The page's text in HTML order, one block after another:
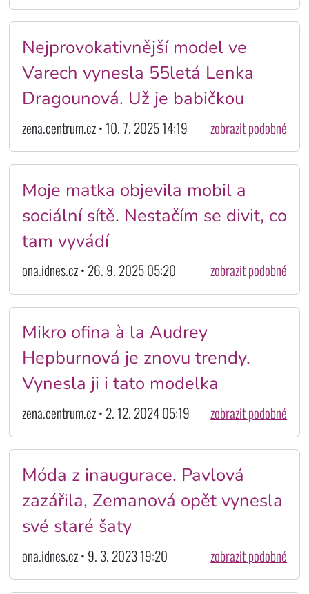
Nejprovokativnější model ve
Varech vynesla 55letá Lenka
Dragounová. Už je babičkou
zena.centrum.cz • 10. 7. 2025 14:19 zobrazit podobné
Moje matka objevila mobil a
sociální sítě. Nestačím se divit, co
tam vyvádí
ona.idnes.cz • 26. 9. 2025 05:20 zobrazit podobné
Mikro ofina à la Audrey
Hepburnová je znovu trendy.
Vynesla ji i tato modelka
zena.centrum.cz • 2. 12. 2024 05:19 zobrazit podobné
Móda z inaugurace. Pavlová
zazářila, Zemanová opět vynesla
své staré šaty
ona.idnes.cz • 9. 3. 2023 19:20 zobrazit podobné